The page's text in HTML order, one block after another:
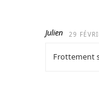
Julien 29
Frottement